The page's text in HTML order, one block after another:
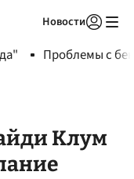
Новости
Проблемы с
Клум